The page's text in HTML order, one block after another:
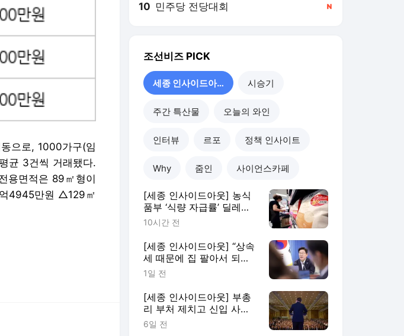
으로, 1000가구(임
균 3건씩 거래됐다.
용면적은 89㎡형이
4945만원 △129㎡
10 민주당 전당대회
조선비즈 PICK
세종 인사이드아웃 시승기
주간 특산물 오늘의 와인
인터뷰 르포 정책 인사이트
Why 줌인 사이언스카페
[세종 인사이드아웃] 농식
품부 ‘식량 자급률’ 딜레
마... “5년 마다 찾아오는 고
10시간 전
[세종 인사이드아웃] “상속
세 때문에 집 팔아서 되겠
냐” 李 약속한 ‘공제 확대’
1일 전
[세종 인사이드아웃] 부총
리 부처 제치고 신입 사무
관 대거 받는 공정위… ‘경
6일 전